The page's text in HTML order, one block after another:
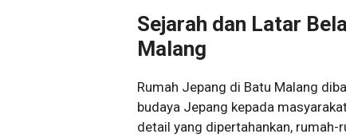
Sejarah dan Latar
Malang
Rumah Jepang di Batu Malang
budaya Jepang kepada
detail yang dipertahankan,